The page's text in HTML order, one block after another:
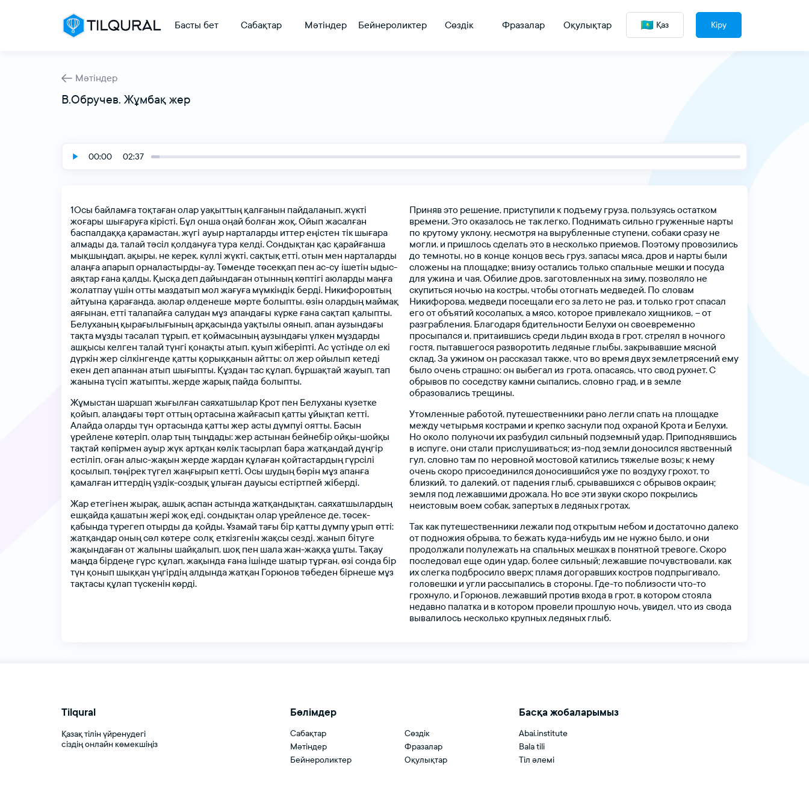
Басты бет Сабақтар Мәтіндер Бейнероликтер Сөздік Фразалар Оқулықтар Қаз Кіру
Мәтіндер
В.Обручев. Жұмбақ жер
00:00 02:37
1Осы байламғатоқтаған оларуақыттың қалғанын пайдаланып,жүкті
жоғары шығаруға кірісті. Бұл оншаоңай болған жоқ.Ойып жасалған
баспалдаққа қарамастан,жүгі ауыр нарталарды иттереңістен тік шығара
алмады да,талай тәсіл қолдануғатура келді.Сондықтан қас қарайғанша
мықшыңдап,ақыры, не керек, күллі жүкті,сақтықетті,отын мен нарталарды
алаңғаапарып орналастырды-ау.Төменде төсекқап пен ас-су ішетін ыдыс-
аяқтарғана қалды. Қысқадеп дайындаған отынның көптігі аюларды маңға
жолатпауүшін отты маздатып мол жағуға мүмкіндік берді. Никифоровтың
айтуына қарағанда,аюларәлденеше мәрте болыпты,өзін олардың маймақ
аяғынан,етті талапайға салудан мұз апандағы күрке ғанасақтап қалыпты.
Белуханың қырағылығыныңарқасындауақтылы оянып,апан аузындағы
тақта мұзды тасалап тұрып,ет қоймасыныңаузындағы үлкен мұздарды
ашқысы келген талай түнгі қонақты атып, қуып жіберіпті.Ас үстінде ол екі
дүркін жер сілкінгенде қатты қорыққанын айтты:ол жеройылып кетеді
екен деп апаннан атып шығыпты. Құздан тас құлап,бұршақтай жауып,тап
жанынатүсіп жатыпты,жерде жарық пайда болыпты.
Жұмыстан шаршап жығылған саяхатшылар Крот пен Белуханы күзетке
қойып,алаңдағы төртоттыңортасынажайғасып қатты ұйықтап кетті.
Алайдаоларды түн ортасында қатты жер асты дүмпуі оятты. Басын
үрейлене көтеріп,олартың тыңдады:жерастынан бейнебіройқы-шойқы
тақтай көпірмен ауыр жүк артқан көліктасырлап бара жатқандай дүңгір
естіліп,оған алыс-жақын жерде жардан құлаған қойтастардың гүрсілі
қосылып,төңіректүгел жаңғырып кетті.Осы шудыңбәрін мұзапанға
қамалған иттердіңүздік-создықұлыған дауысы естіртпей жіберді.
Жаретегінен жырақ,ашықаспан астындажатқандықтан,саяхатшылардың
ешқайда қашатын жері жоқеді,сондықтан оларүрейленсе де,төсек-
қабындатүрегеп отырды да қойды.Ұзамай тағы бір қатты дүмпуұрып өтті:
жатқандароныңсәл көтере солқ еткізгенін жақсы сезді,жанып бітуге
жақындаған от жалыны шайқалып, шоқ пен шалажан-жаққаұшты.Тақау
маңдабірдеңе гүрс құлап,жақында ғана ішінде шатыртұрған,өзі сондабір
түн қонып шыққан үңгірдіңалдындажатқан Горюновтөбеден бірнеше мұз
тақтасы құлап түскенін көрді.
Принявэто решение, приступили к подъему груза, пользуясьостатком
времени.Этооказалось не таклегко. Подниматьсильно груженные нарты
по крутому уклону, несмотря на вырубленные ступени,собаки сразу не
могли, и пришлосьсделатьэто в несколько приемов. Поэтому провозились
до темноты, но в конце концов весь груз,запасы мяса,дров и нарты были
сложены на площадке; внизуосталисьтолькоспальные мешки и посуда
для ужина и чая.Обилие дров,заготовленных на зиму, позволяло не
скупиться ночью на костры, чтобы отогнать медведей. По словам
Никифорова, медведи посещали егозалето не раз, и только гротспасал
егоотобъятий косолапых,а мясо, которое привлекалохищников, –от
разграбления. Благодарябдительности Белухи он своевременно
просыпался и, притаившисьсреди льдин входа в грот,стрелял в ночного
гостя, пытавшегося разворотитьледяные глыбы,закрывавшие мясной
склад.За ужином он рассказал также, что во времядвухземлетрясений ему
былооченьстрашно:он выбегал из грота,опасаясь, чтосвод рухнет.С
обрывов по соседству камни сыпались,словно град, и в земле
образовалисьтрещины.
Утомленные работой, путешественники ранолегли спать на площадке
между четырьмя кострами и крепкозаснули под охраной Крота и Белухи.
Нооколо полуночи их разбудил сильный подземный удар. Приподнявшись
в испуге,они стали прислушиваться; из-подземли доносилсяявственный
гул,словнотам по неровной мостовой катилисьтяжелые возы; к нему
оченьскоро присоединилсядоносившийсяуже по воздуху грохот,то
близкий, то далекий,от падения глыб,срывавшихсяс обрывовокраин;
земля подлежавшими дрожала. Но все эти звуки скоро покрылись
неистовым воем собак,запертых вледяных гротах.
Так как путешественники лежали подоткрытым небом и достаточнодалеко
от подножияобрыва,тобежать куда-нибудь им не нужнобыло, и они
продолжали полулежать на спальных мешках в понятной тревоге.Скоро
последовал еще один удар,более сильный;лежавшие почувствовали, как
ихслегка подбросило вверх; пламядогоравших костров подпрыгивало,
головешки и угли рассыпались в стороны. Где-то поблизости что-то
грохнуло, и Горюнов,лежавший против входа в грот, в котором стояла
недавно палатка и в котором провели прошлую ночь,увидел, что из свода
вывалилось несколько крупныхледяных глыб.
Tilqural
Қазақ тілін үйренудегі
сіздің онлайн көмекшіңіз
Бөлімдер
Сабақтар
Мәтіндер
Бейнероликтер
Сөздік
Фразалар
Оқулықтар
Басқа жобаларымыз
Abai.institute
Bala tili
Тіл әлемі